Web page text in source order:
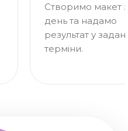
Створимо макет
день та надамо
результат у задані
терміни.